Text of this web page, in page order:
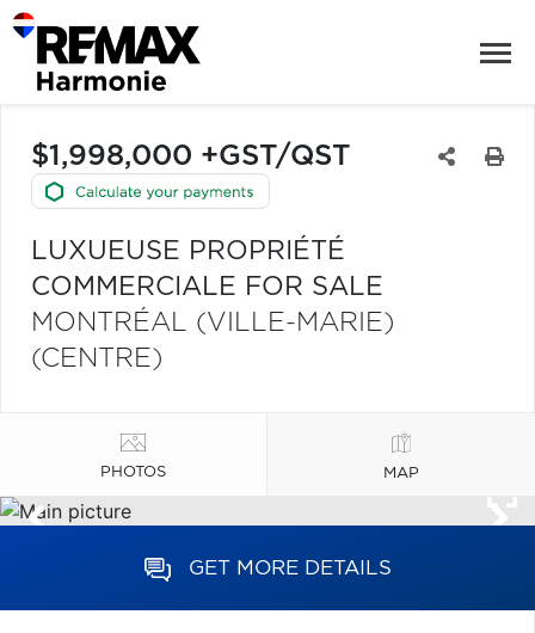
$1,998,000 +GST/QST
LUXUEUSE PROPRIÉTÉ
COMMERCIALE FOR SALE
MONTRÉAL (VILLE-MARIE)
(CENTRE)
PHOTOS MAP
GET MORE DETAILS